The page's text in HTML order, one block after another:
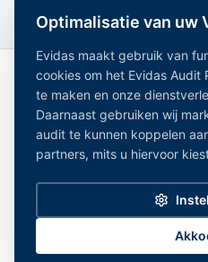
Onafhankelijk
vastgoeddata uit 15+
Noord-Holland|
Optimalisatie van uw
Evidas maakt gebruik van
cookies om het Evidas Audit
te maken en onze
Daarnaast gebruiken wij
audit te kunnen koppelen
partners, mits u hiervoor